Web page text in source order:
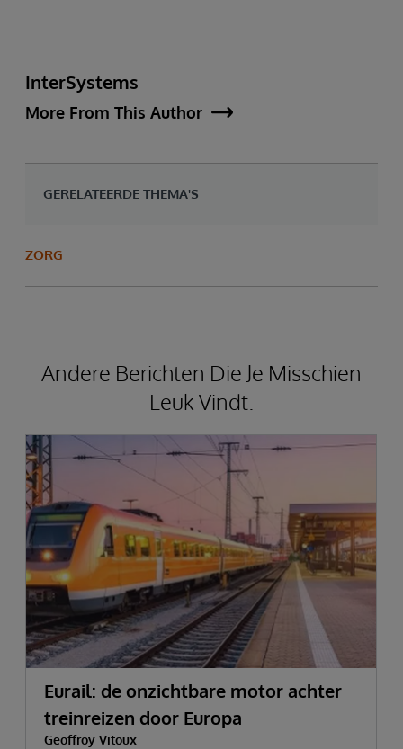
InterSystems
More From This Author
GERELATEERDE THEMA'S
ZORG
Andere Berichten Die Je Misschien
Leuk Vindt.
Eurail: de onzichtbare motor achter
treinreizen door Europa
Geoffroy Vitoux